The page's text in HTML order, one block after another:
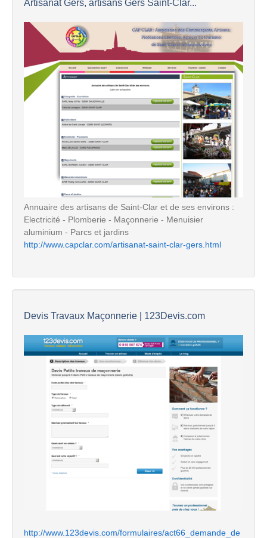
Artisanat Gers, artisans Gers Saint-Clar...
Annuaire des artisans de Saint-Clar et de ses environs :
Electricité - Plomberie - Maçonnerie - Menuisier
aluminium - Parcs et jardins
http://www.capclar.com/artisanat-saint-clar-gers.html
Devis Travaux Maçonnerie | 123Devis.com
http://www.123devis.com/formulaires/act66_demande_de